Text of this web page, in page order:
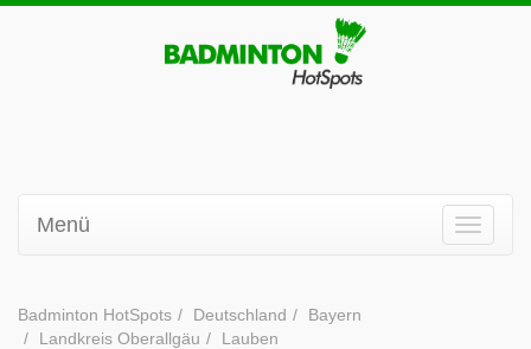
Menü
Badminton HotSpots Deutschland
Bayern
Landkreis Oberallgäu
Lauben